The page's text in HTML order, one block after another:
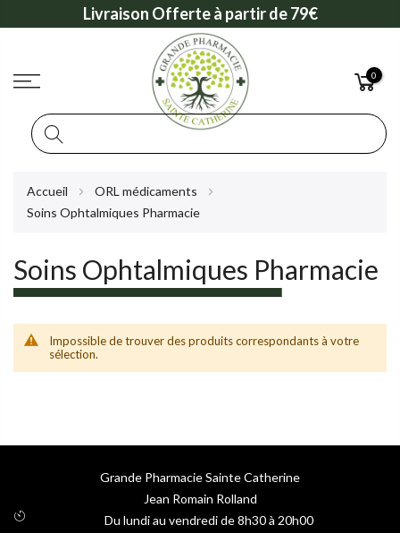
Livraison Offerte à partir de 79€
0
Accueil
ORL médicaments
Soins Ophtalmiques Pharmacie
Soins Ophtalmiques Pharmacie
Impossible de trouver des produits correspondants à votre
sélection.
Grande Pharmacie Sainte Catherine
Jean Romain Rolland
Du lundi au vendredi de 8h30 à 20h00